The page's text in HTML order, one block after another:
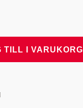
TILL I VARUKORG